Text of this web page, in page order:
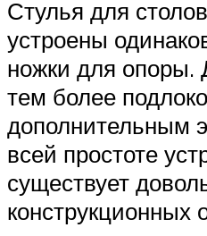
Стулья для
устроены
ножки для опоры.
тем более
дополнительным
всей простоте
существует
конструкционных